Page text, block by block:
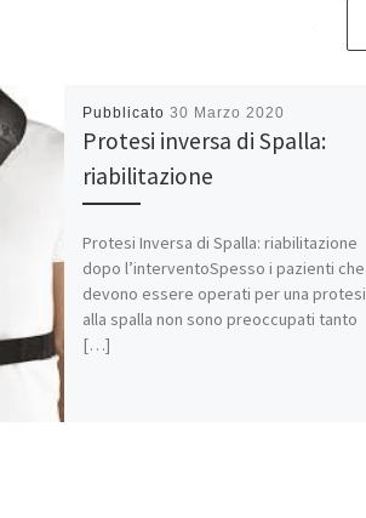
Pubblicato 30 Marzo 2020
Protesi inversa di Spalla:
riabilitazione
Protesi Inversa di Spalla: riabilitazione
dopo l’interventoSpesso i pazienti che
devono essere operati per una protesi
alla spalla non sono preoccupati tanto
[…]